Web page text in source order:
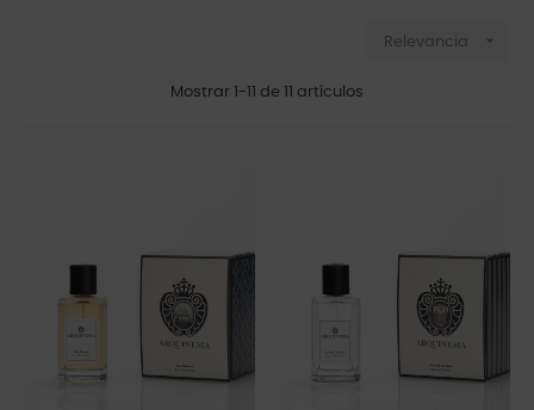
Relevancia 
Mostrar 1-11 de 11 artículos